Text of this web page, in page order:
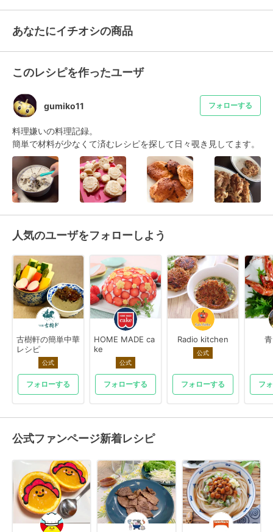
あなたにイチオシの商品
このレシピを作ったユーザ
gumiko11 フォローする
料理嫌いの料理記録。
簡単で材料が少なくて済むレシピを探して日々覗き見してます。
人気のユーザをフォローしよう
古樹軒の簡単中華
レシピ
公式
フォローする
HOME MADE ca
ke
公式
フォローする
Radio kitchen
公式
フォローする フ
公式ファンページ新着レシピ